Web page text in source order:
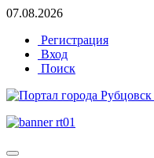
07.08.2026
Регистрация
Вход
Поиск